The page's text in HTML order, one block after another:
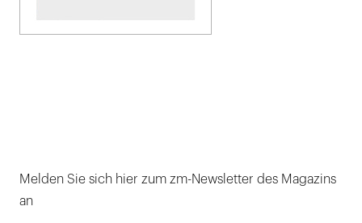
Melden Sie sich hier zum zm-Newsletter des Magazins
an